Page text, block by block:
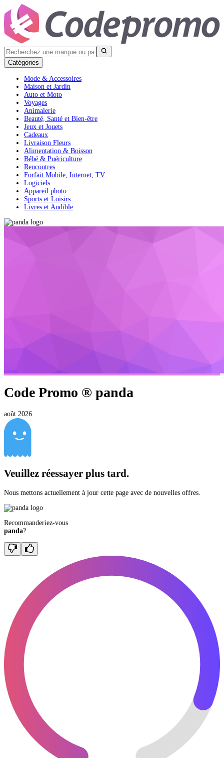
Catégories
Mode & Accessoires
Maison et Jardin
Auto et Moto
Voyages
Animalerie
Beauté, Santé et Bien-être
Jeux et Jouets
Cadeaux
Livraison Fleurs
Alimentation & Boisson
Bébé & Puériculture
Rencontres
Forfait Mobile, Internet, TV
Logiciels
Appareil photo
Sports et Loisirs
Livres et Audible
Code Promo ® panda
août 2026
Veuillez réessayer plus tard.
Nous mettons actuellement à jour cette page avec de nouvelles offres.
Recommanderiez-vous
panda?